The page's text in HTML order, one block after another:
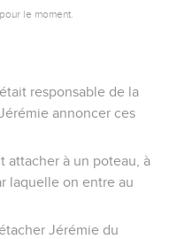
le moment.
responsable de la
annoncer ces
attacher à un poteau, à
laquelle on entre au
Jérémie du